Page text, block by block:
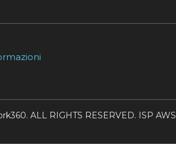
ALL RIGHTS RESERVED. ISP AWS